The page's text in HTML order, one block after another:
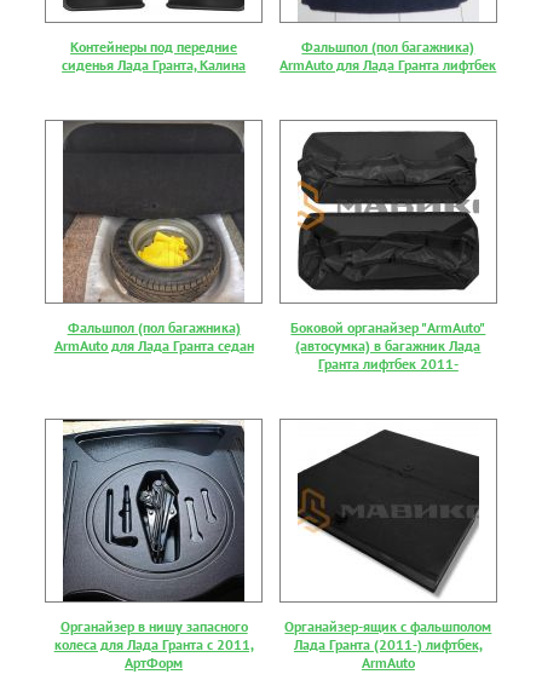
Контейнеры под передние
сиденья Лада Гранта, Калина
Фальшпол (пол багажника)
ArmAuto для Лада Гранта лифтбек
Фальшпол (пол багажника)
ArmAuto для Лада Гранта седан
Боковой органайзер "ArmAuto"
(автосумка) в багажник Лада
Гранта лифтбек 2011-
Органайзер в нишу запасного
колеса для Лада Гранта с 2011,
АртФорм
Органайзер-ящик с фальшполом
Лада Гранта (2011-) лифтбек,
ArmAuto